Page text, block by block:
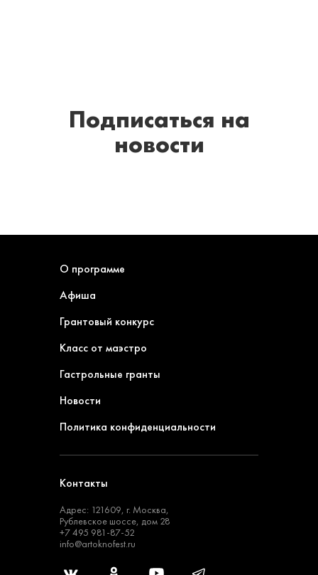
Подписаться на
новости
О программе
Афиша
Грантовый конкурс
Класс от маэстро
Гастрольные гранты
Новости
Политика конфиденциальности
Контакты
Адрес: 121609, г. Москва,
Рублевское шоссе, дом 28
+7 495 981-87-52
info@artoknofest.ru